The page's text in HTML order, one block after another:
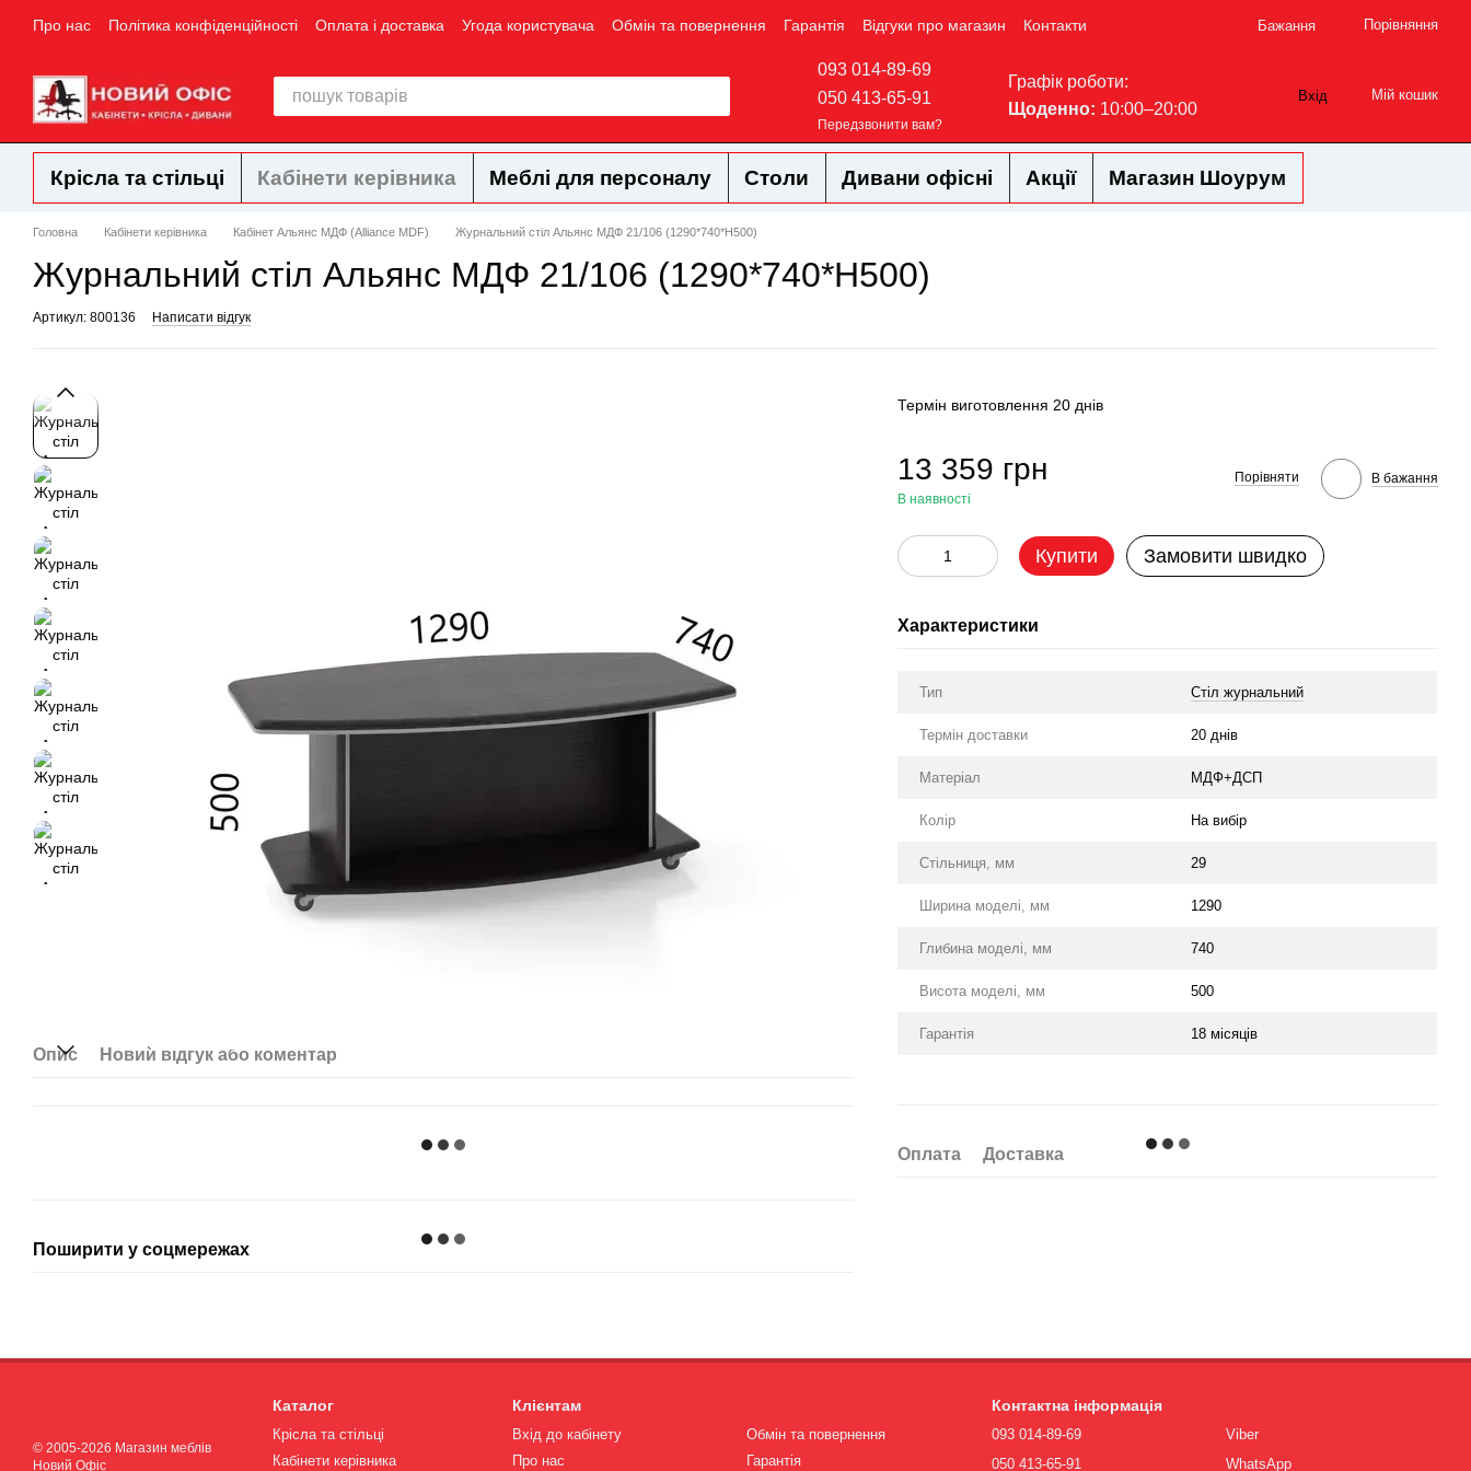
Перейти до основного контенту
Про нас Політика конфіденційності Оплата і доставка Угода користувача Обмін та повернення Гарантія Відгуки про магазин Контакти Бажання Порівняння
093 014-89-69
050 413-65-91
Передзвонити вам?
Графік роботи:
Щоденно: 10:00–20:00
Вхід Мій кошик
Крісла та стільці Кабінети керівника Меблі для персоналу Столи Дивани офісні Акції Магазин Шоурум
Головна Кабінети керівника Кабінет Альянс МДФ (Alliance MDF) Журнальний стіл Альянс МДФ 21/106 (1290*740*Н500)
Журнальний стіл Альянс МДФ 21/106 (1290*740*Н500)
Артикул: 800136 Написати відгук
Опис Новий відгук або коментар
Поширити у соцмережах
Термін виготовлення 20 днів
13 359 грн
В наявності
Порівняти В бажання
Купити Замовити швидко
Характеристики
Тип Стіл журнальний
Термін доставки 20 днів
Матеріал МДФ+ДСП
Колір На вибір
Стільниця, мм 29
Ширина моделі, мм 1290
Глибина моделі, мм 740
Висота моделі, мм 500
Гарантія 18 місяців
Оплата Доставка
© 2005-2026 Магазин меблів
Новий Офіс
Каталог
Крісла та стільці
Кабінети керівника
Клієнтам
Вхід до кабінету
Про нас
Обмін та повернення
Гарантія
Контактна інформація
093 014-89-69
050 413-65-91
Viber
WhatsApp